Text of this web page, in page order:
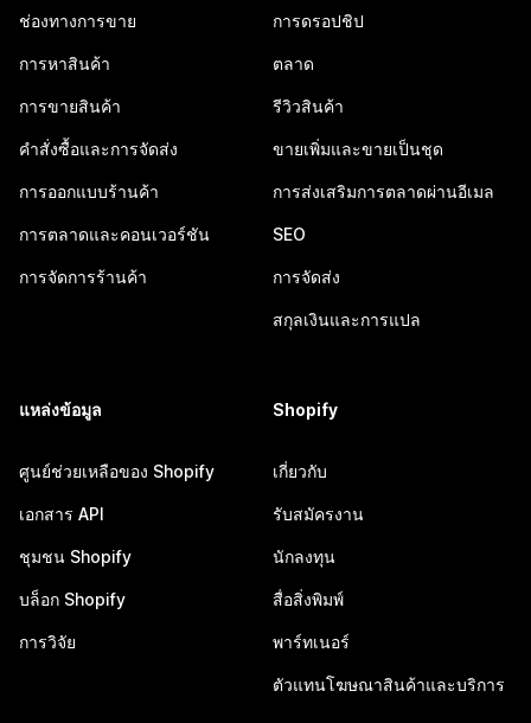
ช่องทางการขาย
การหาสินค้า
การขายสินค้า
คำสั่งซื้อและการจัดส่ง
การออกแบบร้านค้า
การตลาดและคอนเวอร์ชัน
การจัดการร้านค้า
การดรอปชิป
ตลาด
รีวิวสินค้า
ขายเพิ่มและขายเป็นชุด
การส่งเสริมการตลาดผ่านอีเมล
SEO
การจัดส่ง
สกุลเงินและการแปล
แหล่งข้อมูล
ศูนย์ช่วยเหลือของ Shopify
เอกสาร API
ชุมชน Shopify
บล็อก Shopify
การวิจัย
Shopify
เกี่ยวกับ
รับสมัครงาน
นักลงทุน
สื่อสิ่งพิมพ์
พาร์ทเนอร์
ตัวแทนโฆษณาสินค้าและบริการ